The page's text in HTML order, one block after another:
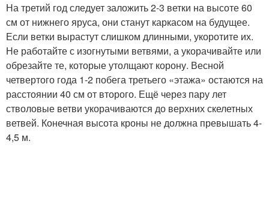
На третий год следует заложить 2-3 ветки на высоте 60
см от нижнего яруса, они станут каркасом на будущее.
Если ветки вырастут слишком длинными, укоротите их.
Не работайте с изогнутыми ветвями, а укорачивайте или
обрезайте те, которые утолщают корону. Весной
четвертого года 1-2 побега третьего «этажа» остаются на
расстоянии 40 см от второго. Ещё через пару лет
стволовые ветви укорачиваются до верхних скелетных
ветвей. Конечная высота кроны не должна превышать 4-
4,5 м.